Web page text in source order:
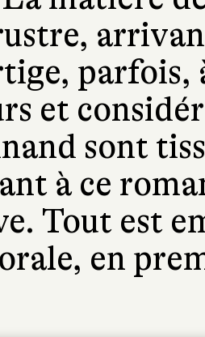
parfois,
et
sont
à ce
Tout est
en